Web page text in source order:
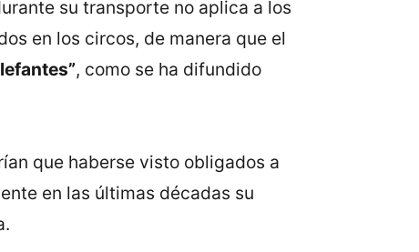
su transporte no aplica a los
en los circos, de manera que el
, como se ha difundido
que haberse visto obligados a
en las últimas décadas su